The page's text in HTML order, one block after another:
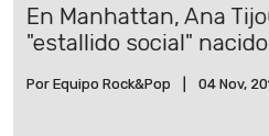
En Manhattan, Ana
"estallido social"
Por Equipo Rock&Pop 04 Nov,